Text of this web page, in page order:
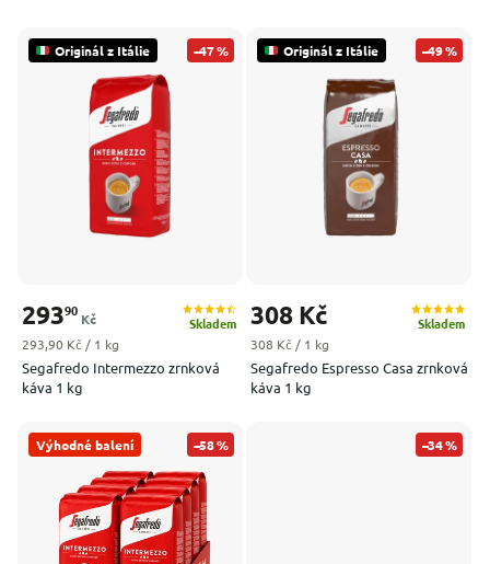
Nejdražší
Nejprodávanější
Abecedně
Originál z Itálie –47 %
Segafredo Intermezzo zrnková
káva 1 kg
Skladem
29390
Kč
Měrná cena:
293,90 Kč / 1 kg
Originál z Itálie –49 %
Segafredo Espresso Casa zrnková
káva 1 kg
Skladem
308 Kč
Měrná cena:
308 Kč / 1 kg
Výhodné balení –58 % –34 %